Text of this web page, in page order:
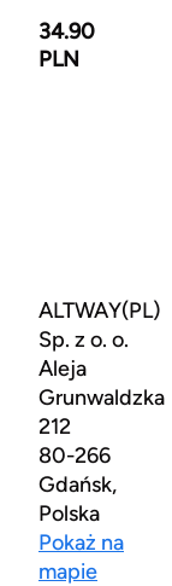
34.90
PLN
ALTWAY(PL)
Sp. z o. o.
Aleja
Grunwaldzka
212
80-266
Gdańsk,
Polska
Pokaż na
mapie